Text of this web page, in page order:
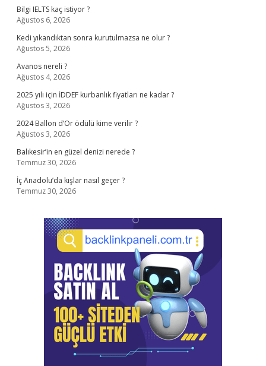
Bilgi IELTS kaç istiyor ?
Ağustos 6, 2026
Kedi yıkandıktan sonra kurutulmazsa ne olur ?
Ağustos 5, 2026
Avanos nereli ?
Ağustos 4, 2026
2025 yılı için İDDEF kurbanlık fiyatları ne kadar ?
Ağustos 3, 2026
2024 Ballon d’Or ödülü kime verilir ?
Ağustos 3, 2026
Balıkesir’in en güzel denizi nerede ?
Temmuz 30, 2026
İç Anadolu’da kışlar nasıl geçer ?
Temmuz 30, 2026